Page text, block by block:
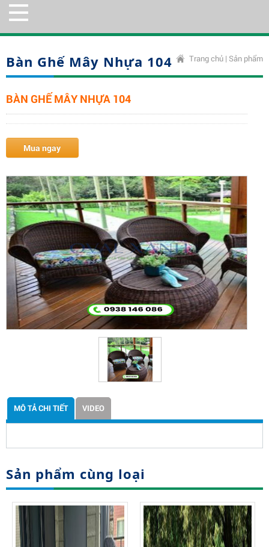
Bàn Ghế Mây Nhựa 104 Trang chủ | Sản phẩm
BÀN GHẾ MÂY NHỰA 104
Mua ngay
MÔ TẢ CHI TIẾT VIDEO
Sản phẩm cùng loại